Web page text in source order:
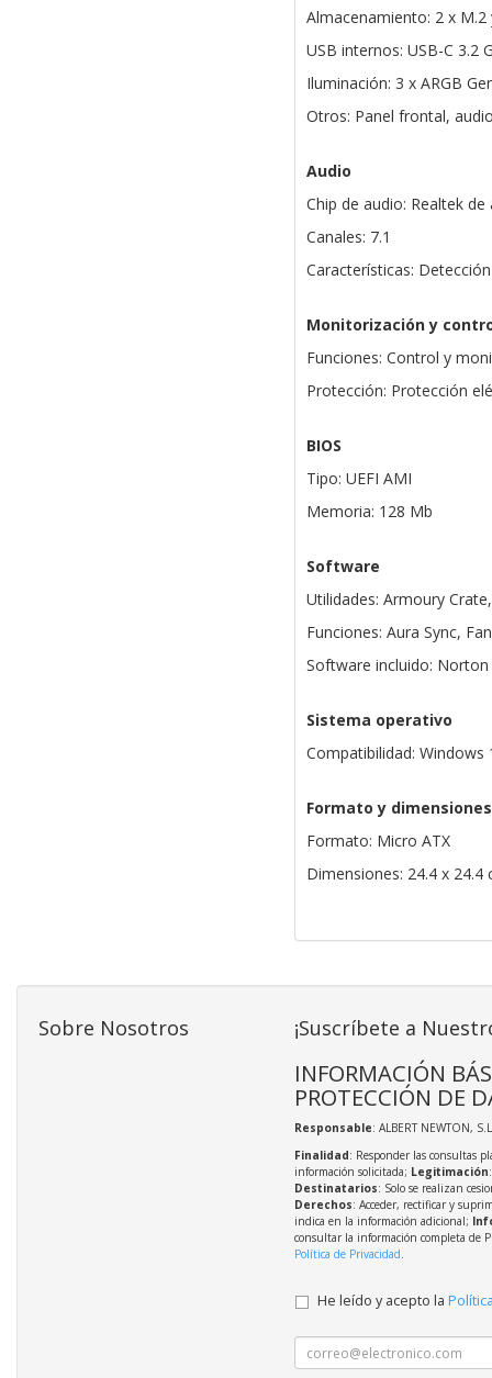
Almacenamiento: 2 x M.2
USB internos: USB-C 3.2
Iluminación: 3 x ARGB
Otros: Panel frontal,
Audio
Chip de audio: Realtek
Canales: 7.1
Características:
Monitorización y
Funciones: Control y
Protección: Protección
BIOS
Tipo: UEFI AMI
Memoria: 128 Mb
Software
Utilidades: Armoury
Funciones: Aura Sync,
Software incluido: Norton
Sistema operativo
Compatibilidad: Windows
Formato y dimensiones
Formato: Micro ATX
Dimensiones: 24.4 x 24.4
Sobre Nosotros ¡Suscríbete a
INFORMACIÓN
PROTECCIÓN DE
Responsable: ALBERT NEWTON,
Finalidad: Responder las consultas
información solicitada; Legitimación
Destinatarios: Solo se realizan
Derechos: Acceder, rectificar y
indica en la información adicional;
consultar la información completa de
Política de Privacidad.
He leído y acepto la